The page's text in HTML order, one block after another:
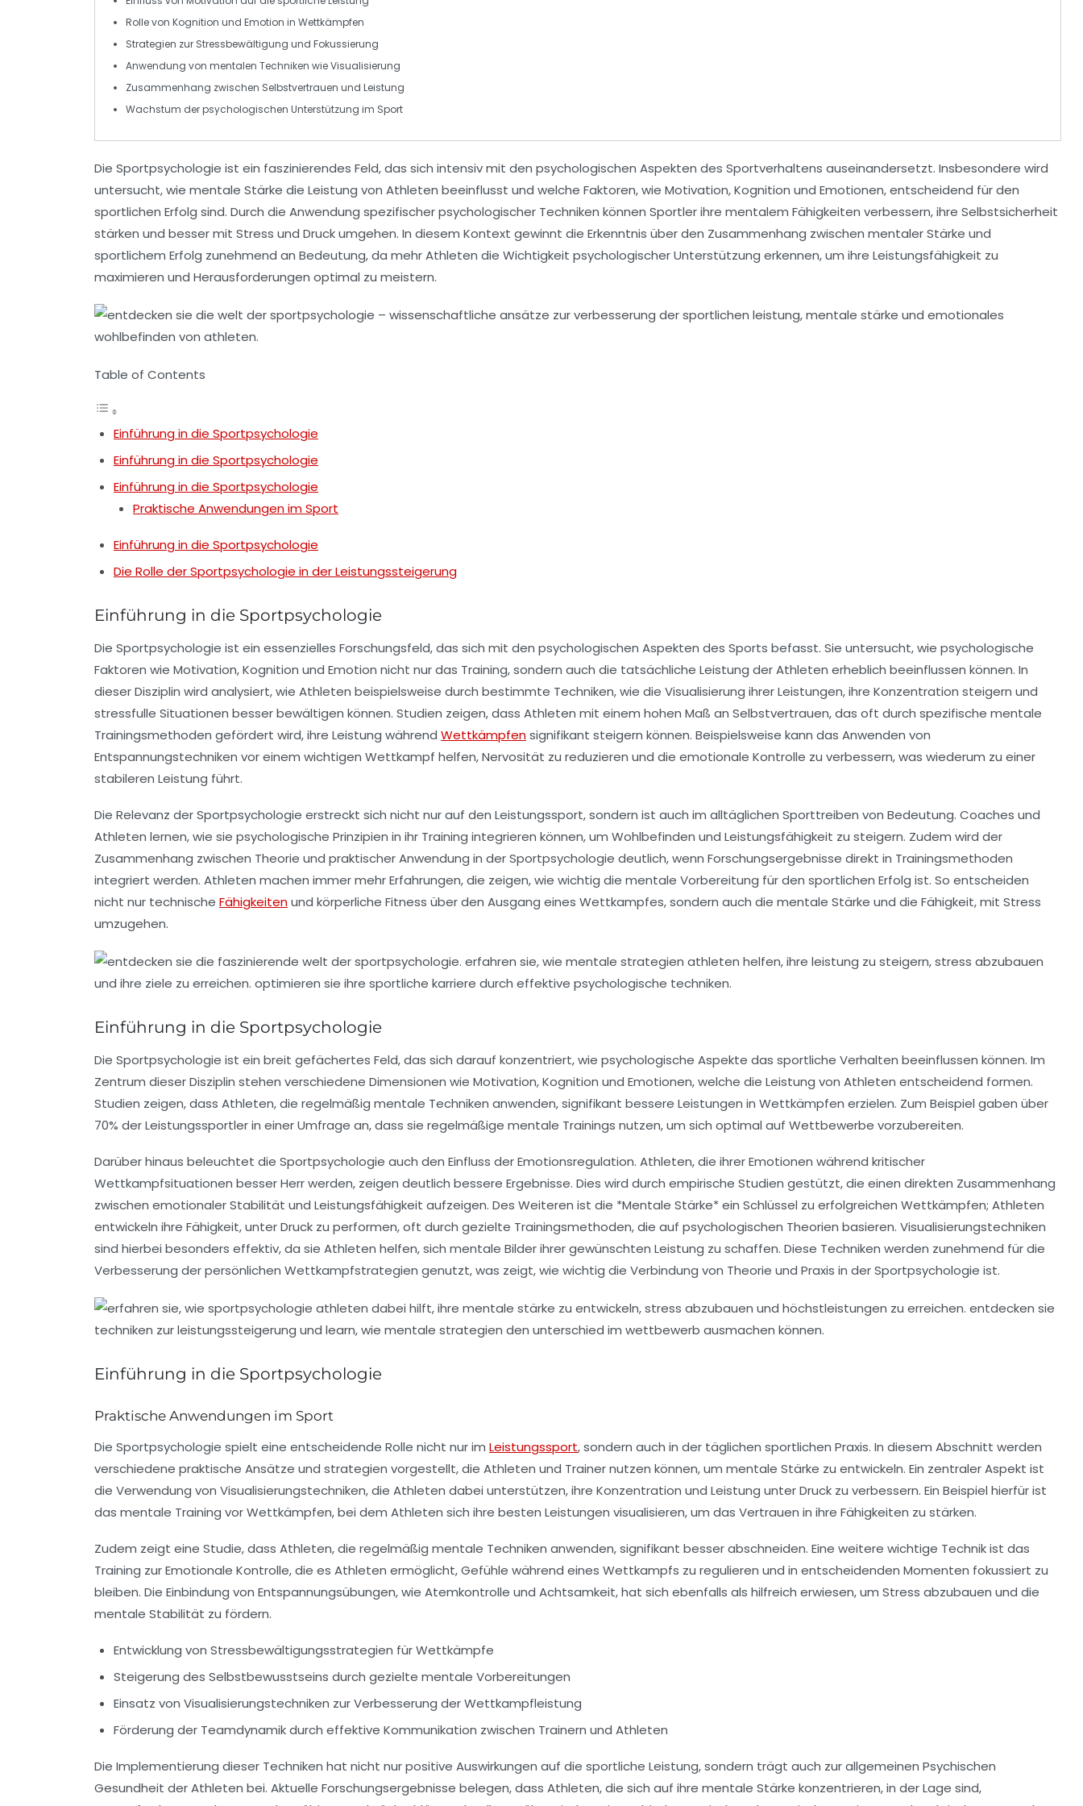
Rolle von Kognition und Emotion in Wettkämpfen
Strategien zur Stressbewältigung und Fokussierung
Anwendung von mentalen Techniken wie Visualisierung
Zusammenhang zwischen Selbstvertrauen und Leistung
Wachstum derpsychologischen Unterstützung im Sport
Die Sportpsychologie ist ein faszinierendes Feld, das sich intensiv mit den psychologischen Aspekten des Sportverhaltens auseinandersetzt. Insbesondere wird
untersucht, wie mentale Stärke die Leistung von Athleten beeinflusst und welche Faktoren, wie Motivation,Kognition und Emotionen, entscheidend für den
sportlichen Erfolg sind. Durch die Anwendung spezifischer psychologischer Techniken können Sportler ihre mentalem Fähigkeiten verbessern, ihre Selbstsicherheit
stärken und besser mit Stress und Druckumgehen. In diesem Kontext gewinnt die Erkenntnis über den Zusammenhang zwischen mentaler Stärke und
sportlichem Erfolg zunehmend an Bedeutung, da mehr Athleten die Wichtigkeit psychologischer Unterstützung erkennen, um ihre Leistungsfähigkeit zu
maximieren und Herausforderungen optimal zu meistern.
Table of Contents
Einführung in die Sportpsychologie
Einführung in die Sportpsychologie
Einführung in die Sportpsychologie
Praktische Anwendungen im Sport
Einführung in die Sportpsychologie
Die Rolle der Sportpsychologie in der Leistungssteigerung
Einführung in die Sportpsychologie
Die Sportpsychologie ist ein essenzielles Forschungsfeld, das sich mit den psychologischen Aspekten des Sports befasst. Sie untersucht, wie psychologische
Faktoren wie Motivation,Kognition und Emotion nicht nur das Training, sondern auch die tatsächliche Leistung der Athleten erheblich beeinflussen können. In
dieser Disziplin wird analysiert, wie Athleten beispielsweise durch bestimmte Techniken, wie die Visualisierung ihrer Leistungen, ihre Konzentration steigern und
stressfulle Situationen besser bewältigen können. Studien zeigen, dass Athleten mit einem hohen Maß an Selbstvertrauen, das oft durch spezifische mentale
Trainingsmethoden gefördert wird, ihre Leistung während Wettkämpfensignifikant steigern können. Beispielsweise kann das Anwenden von
Entspannungstechniken vor einem wichtigen Wettkampf helfen, Nervosität zu reduzieren und die emotionale Kontrolle zu verbessern, was wiederum zu einer
stabileren Leistung führt.
Die Relevanz derSportpsychologie erstreckt sich nicht nur auf den Leistungssport, sondern ist auch im alltäglichen Sporttreiben von Bedeutung. Coaches und
Athleten lernen, wie sie psychologische Prinzipien in ihr Training integrieren können, um Wohlbefinden und Leistungsfähigkeit zu steigern. Zudem wird der
Zusammenhang zwischen Theorie und praktischer Anwendung in der Sportpsychologie deutlich, wenn Forschungsergebnisse direkt in Trainingsmethoden
integriert werden. Athleten machen immer mehr Erfahrungen, die zeigen, wie wichtig die mentale Vorbereitung für den sportlichen Erfolg ist. So entscheiden
nicht nur technische Fähigkeitenund körperliche Fitness über den Ausgang eines Wettkampfes, sondern auch die mentale Stärke und die Fähigkeit, mit Stress
umzugehen.
Einführung in die Sportpsychologie
Die Sportpsychologie ist ein breit gefächertes Feld, das sich darauf konzentriert, wie psychologische Aspekte das sportliche Verhalten beeinflussen können. Im
Zentrum dieser Disziplin stehen verschiedene Dimensionen wie Motivation,Kognition und Emotionen, welche die Leistung von Athleten entscheidend formen.
Studien zeigen, dass Athleten, die regelmäßig mentale Techniken anwenden, signifikant bessere Leistungen in Wettkämpfen erzielen. Zum Beispiel gaben über
70% der Leistungssportler in einer Umfrage an, dass sie regelmäßige mentale Trainings nutzen, um sich optimal auf Wettbewerbe vorzubereiten.
Darüber hinaus beleuchtet die Sportpsychologie auch den Einfluss derEmotionsregulation. Athleten, die ihrer Emotionen während kritischer
Wettkampfsituationen besser Herr werden, zeigen deutlich bessere Ergebnisse. Dies wird durch empirische Studien gestützt, die einen direkten Zusammenhang
zwischen emotionaler Stabilität und Leistungsfähigkeit aufzeigen. Des Weiteren ist die *Mentale Stärke* ein Schlüssel zu erfolgreichen Wettkämpfen; Athleten
entwickeln ihre Fähigkeit, unter Druck zu performen, oft durch gezielte Trainingsmethoden, die auf psychologischen Theorien basieren. Visualisierungstechniken
sind hierbei besonders effektiv, da sie Athleten helfen, sich mentale Bilder ihrer gewünschten Leistung zu schaffen. Diese Techniken werden zunehmend für die
Verbesserung der persönlichen Wettkampfstrategien genutzt, was zeigt, wie wichtig die Verbindung von Theorie und Praxis in der Sportpsychologie ist.
Einführung in die Sportpsychologie
Praktische Anwendungen im Sport
Die Sportpsychologie spielt eine entscheidende Rolle nicht nur im Leistungssport, sondern auch in der täglichen sportlichen Praxis. In diesem Abschnitt werden
verschiedene praktische Ansätze und strategien vorgestellt, die Athleten und Trainer nutzen können, um mentale Stärke zu entwickeln. Ein zentraler Aspekt ist
die Verwendung von Visualisierungstechniken, die Athleten dabei unterstützen, ihre Konzentration und Leistung unter Druck zu verbessern. Ein Beispiel hierfür ist
das mentale Training vor Wettkämpfen, bei dem Athleten sich ihre besten Leistungen visualisieren, um das Vertrauen in ihre Fähigkeiten zu stärken.
Zudem zeigt eine Studie, dass Athleten, die regelmäßig mentale Techniken anwenden, signifikant besser abschneiden. Eine weitere wichtige Technik ist das
Training zurEmotionale Kontrolle, die es Athleten ermöglicht, Gefühle während eines Wettkampfs zu regulieren und in entscheidenden Momenten fokussiert zu
bleiben. Die Einbindung von Entspannungsübungen, wie Atemkontrolle und Achtsamkeit, hat sich ebenfalls als hilfreich erwiesen, um Stress abzubauen und die
mentale Stabilität zu fördern.
Entwicklung von Stressbewältigungsstrategien für Wettkämpfe
Steigerung des Selbstbewusstseins durch gezielte mentale Vorbereitungen
Einsatz von Visualisierungstechniken zur Verbesserung der Wettkampfleistung
Förderung der Teamdynamik durch effektive Kommunikation zwischen Trainern und Athleten
Die Implementierung dieser Techniken hat nicht nur positive Auswirkungen auf die sportliche Leistung, sondern trägt auch zur allgemeinen Psychischen
Gesundheit der Athleten bei. Aktuelle Forschungsergebnisse belegen, dass Athleten, die sich auf ihre mentale Stärke konzentrieren, in der Lage sind,